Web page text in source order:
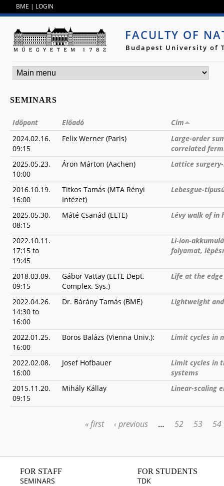
BME | LOGIN
FACULTY OF
Budapest University of
SEMINARS
Időpont Előadó
Cím
2024.02.16.
09:15
Felix Werner (Paris)
Large-order
correlated
2025.05.23.
10:00
Áron Márton (Aachen) Lattice
2016.10.19.
16:00
Titkos Tamás (MTA Rényi
Intézet)
Lebesgue-
2025.05.30.
08:15
Máté Csanád (ELTE) Lévy walk of in
2022.10.11.
17:15 to
19:45
Li-ion-
folyamat,
2018.03.09.
09:15
Gábor Vattay (ELTE Dept.
Complex. Sys.)
Life at the
2022.04.26.
14:30 to
16:00
Dr. Bárány Tamás (BME) Lightweight
2022.01.25.
16:00
Boros Balázs (Vienna Univ.): Limit cycles in
2022.02.08.
16:00
Josef Hofbauer
Limit cycles in
systems
2015.11.20.
09:15
Mihály Kállay Linear-scaling
« first ‹ previous … 52 53 54
FOR STAFF
SEMINARS
FOR STUDENTS
TDK